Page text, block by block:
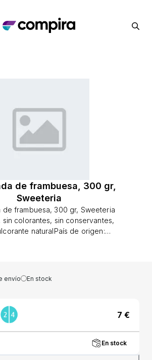
de frambuesa, 300 gr,
Sweeteria
de frambuesa, 300 gr, Sweeteria
sin colorantes, sin conservantes,
naturalPaís de origen:
envío En stock
7 €
En stock